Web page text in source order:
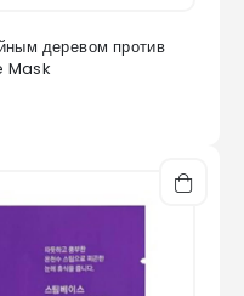
деревом против
Mask